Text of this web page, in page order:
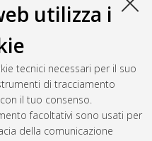
utilizza i
tecnici necessari per il suo
di tracciamento
il tuo consenso.
facoltativi sono usati per
della comunicazione
Condividi
dell'autore. (